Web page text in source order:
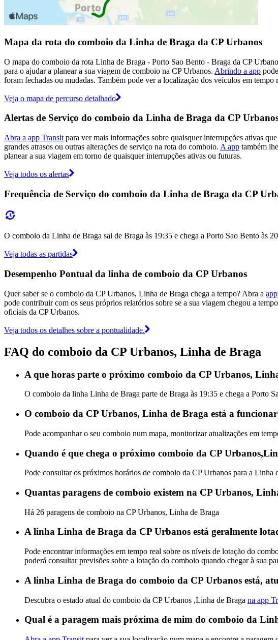
Mapa da rota do comboio da Linha de Braga da CP Urbanos
O mapa do comboio da rota Linha de Braga - Porto Sao Bento - Braga da CP
para o ajudar a planear a sua viagem de comboio na CP Urbanos. Abrindo a app
foram fechadas ou mudadas. Também pode ver a localização dos veículos em
Veja o mapa de percurso detalhado
Alertas de Serviço do comboio da Linha de Braga da CP
Abra a app Transit para ver mais informações sobre quaisquer interrupções ativas
grandes atrasos ou outras alterações de serviço na rota do comboio. A app também
planear a sua viagem em torno de quaisquer interrupções ativas ou futuras.
Veja todos os alertas
Frequência de Serviço do comboio da Linha de Braga da CP
O comboio da Linha de Braga sai de Braga às 19:35 e chega a Porto Sao Bento às
Veja todas as partidas
Desempenho Pontual da linha de comboio da CP Urbanos
Quer saber se o comboio da CP Urbanos, Linha de Braga chega a tempo? Abra a
pode contribuir com os seus próprios relatórios sobre se a sua viagem chegou a
oficiais da CP Urbanos.
Veja todos os detalhes sobre a pontualidade.
FAQ do comboio da CP Urbanos, Linha de Braga
A que horas parte o próximo comboio da CP Urbanos,
O comboio da linha Linha de Braga parte de Braga às 19:35 e chega a Porto
O comboio da CP Urbanos, Linha de Braga está a
Pode acompanhar o seu comboio num mapa, monitorizar atualizações em
Quando é que chega o próximo comboio da CP
Pode consultar os próximos horários de comboio da CP Urbanos para a Linha
Quantas paragens de comboio existem na CP Urbanos,
Há 26 paragens de comboio na CP Urbanos, Linha de Braga
A linha Linha de Braga da CP Urbanos está geralmente
Pode encontrar informações em tempo real sobre os níveis de lotação do
poderá consultar previsões sobre a lotação do comboio quando chegar à sua
A linha Linha de Braga do comboio da CP Urbanos está,
Descubra o estado atual do comboio da CP Urbanos ,Linha de Braga na app
Qual é a paragem mais próxima de mim do comboio da